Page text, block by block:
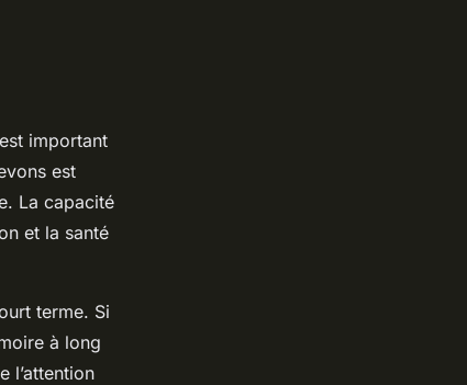
important
est
La capacité
et la santé
terme. Si
à long
l’attention